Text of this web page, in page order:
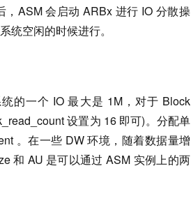
ASM 会启动 ARBx 进行 IO 分散操
统空闲的时候进行。
的一个 IO 最大是 1M，对于 Block
设置为 16 即可)。分配单
。在一些 DW 环境，随着数据量增
和 AU 是可以通过 ASM 实例上的两